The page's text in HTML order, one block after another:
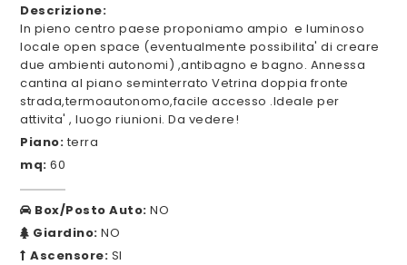
Descrizione:
In pieno centro paese proponiamo ampio e luminoso
locale open space (eventualmente possibilita' di creare
due ambienti autonomi) ,antibagno e bagno. Annessa
cantina al piano seminterrato Vetrina doppia fronte
strada,termoautonomo,facile accesso .Ideale per
attivita' , luogo riunioni. Da vedere!
Piano: terra
mq: 60
Box/Posto Auto: NO
Giardino: NO
Ascensore: SI